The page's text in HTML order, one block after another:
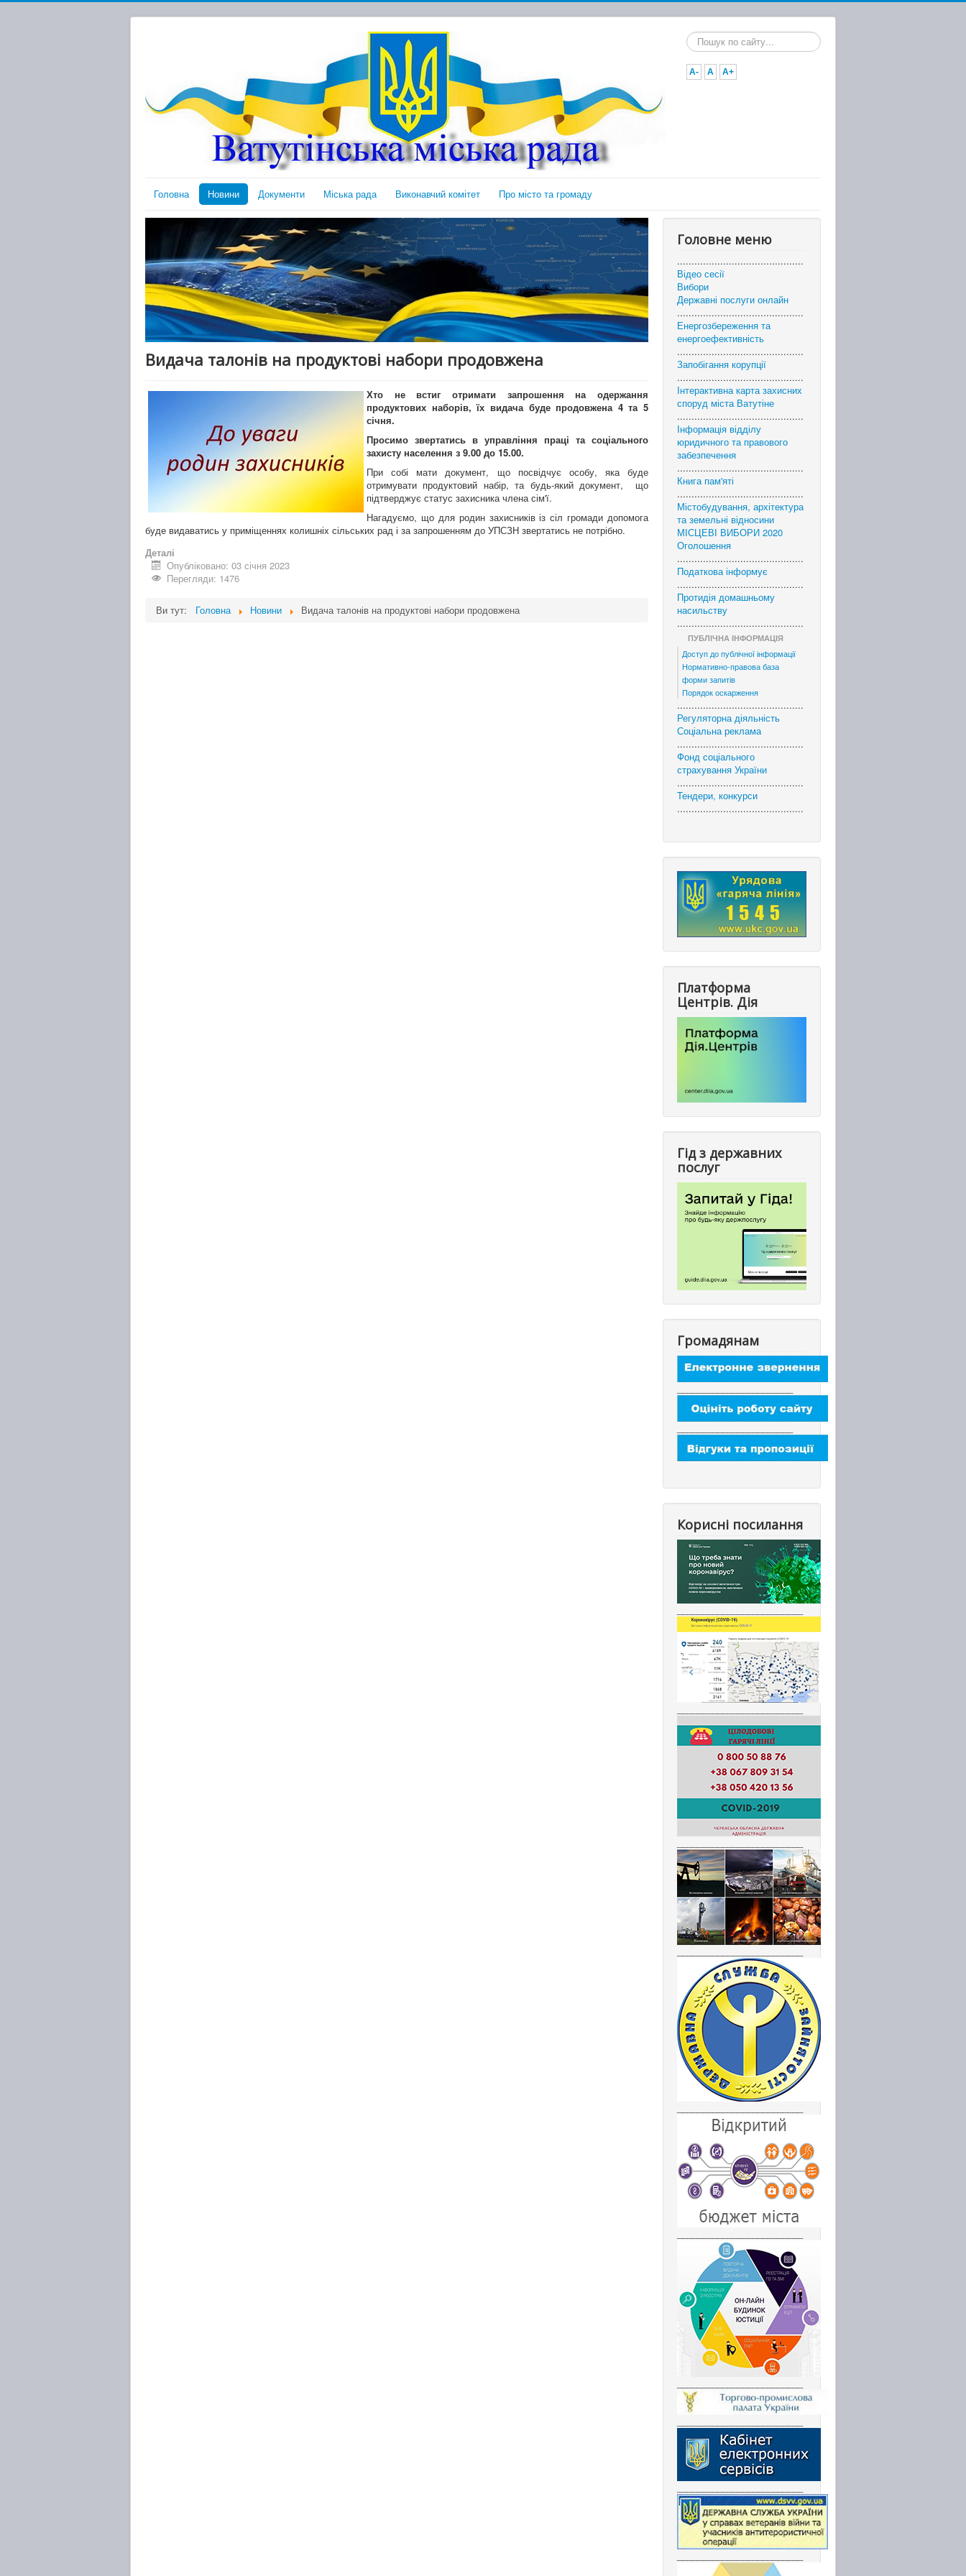
Пошук...
A- A A+
Головна Новини Документи Міська рада Виконавчий комітет Про місто та громаду
Видача талонів на продуктові набори продовжена
Хто не встиг отримати запрошення на одержання
продуктових наборів, їх видача буде продовжена 4 та 5
січня.
Просимо звертатись в управління праці та соціального
захисту населення з 9.00 до 15.00.
При собі мати документ, що посвідчує особу, яка буде
отримувати продуктовий набір, та будь-який документ, що
підтверджує статус захисника члена сім'ї.
Нагадуємо, що для родин захисників із сіл громади допомога
буде видаватись у приміщеннях колишніх сільських рад і за запрошенням до УПСЗН звертатись не потрібно.
Деталі
Опубліковано: 03 січня 2023
Перегляди: 1476
Ви тут: Головна Новини Видача талонів на продуктові набори продовжена
Головне меню
............................................
Відео сесії
Вибори
Державні послуги онлайн
............................................
Енергозбереження та
енергоефективність
............................................
Запобігання корупції
............................................
Інтерактивна карта захисних
споруд міста Ватутіне
............................................
Інформація відділу
юридичного та правового
забезпечення
............................................
Книга пам'яті
............................................
Містобудування, архітектура
та земельні відносини
МІСЦЕВІ ВИБОРИ 2020
Оголошення
............................................
Податкова інформує
............................................
Протидія домашньому
насильству
............................................
ПУБЛІЧНА ІНФОРМАЦІЯ
Доступ до публічної інформації
Нормативно-правова база
форми запитів
Порядок оскарження
............................................
Регуляторна діяльність
Соціальна реклама
............................................
Фонд соціального
страхування України
............................................
Тендери, конкурси
............................................
Платформа
Центрів. Дія
Гід з державних
послуг
Громадянам
Корисні посилання